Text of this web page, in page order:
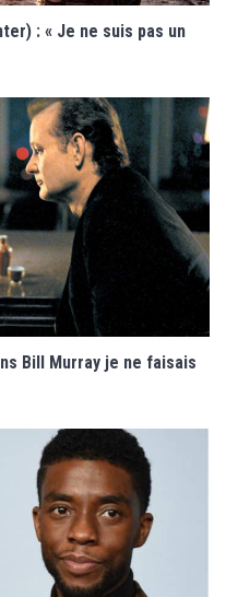
: « Je ne suis pas un
Bill Murray je ne faisais